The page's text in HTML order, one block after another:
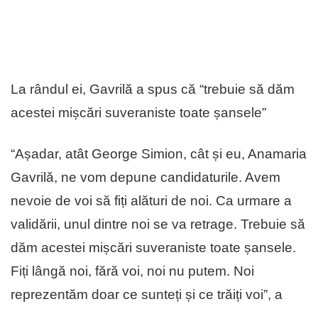
La rândul ei, Gavrilă a spus că “trebuie să dăm
acestei mișcări suveraniste toate șansele”
“Așadar, atât George Simion, cât și eu, Anamaria
Gavrilă, ne vom depune candidaturile. Avem
nevoie de voi să fiți alături de noi. Ca urmare a
validării, unul dintre noi se va retrage. Trebuie să
dăm acestei mișcări suveraniste toate șansele.
Fiți lângă noi, fără voi, noi nu putem. Noi
reprezentăm doar ce sunteți și ce trăiți voi”, a